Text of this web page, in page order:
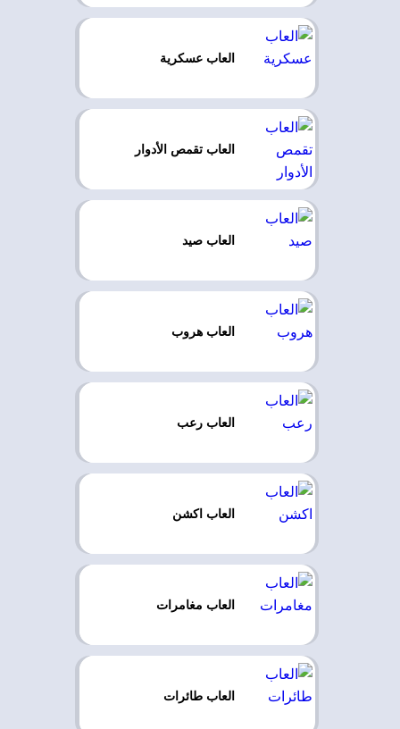
العاب عسكرية
العاب تقمص الأدوار
العاب صيد
العاب هروب
العاب رعب
العاب اكشن
العاب مغامرات
العاب طائرات